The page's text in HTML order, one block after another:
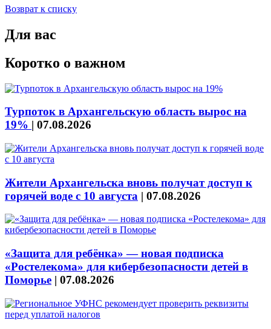
Возврат к списку
Для вас
Коротко о важном
Турпоток в Архангельскую область вырос на
19% | 07.08.2026
Жители Архангельска вновь получат доступ к
горячей воде с 10 августа | 07.08.2026
«Защита для ребёнка» — новая подписка
«Ростелекома» для кибербезопасности детей в
Поморье | 07.08.2026